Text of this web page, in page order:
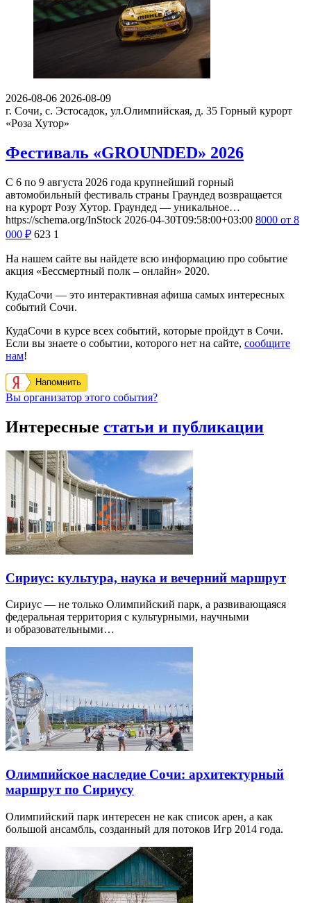
2026-08-06 2026-08-09
г. Сочи, с. Эстосадок, ул.Олимпийская, д. 35 Горный курорт
«Роза Хутор»
Фестиваль «GROUNDED» 2026
С 6 по 9 августа 2026 года крупнейший горный
автомобильный фестиваль страны Граундед возвращается
на курорт Розу Хутор. Граундед — уникальное…
https://schema.org/InStock 2026-04-30T09:58:00+03:00 8000 от 8
000 ₽ 623 1
На нашем сайте вы найдете всю информацию про событие
акция «Бессмертный полк – онлайн» 2020.
КудаСочи — это интерактивная афиша самых интересных
событий Сочи.
КудаСочи в курсе всех событий, которые пройдут в Сочи.
Если вы знаете о событии, которого нет на сайте, сообщите
нам!
Напомнить
Вы организатор этого события?
Интересные статьи и публикации
Сириус: культура, наука и вечерний маршрут
Сириус — не только Олимпийский парк, а развивающаяся
федеральная территория с культурными, научными
и образовательными…
Олимпийское наследие Сочи: архитектурный
маршрут по Сириусу
Олимпийский парк интересен не как список арен, а как
большой ансамбль, созданный для потоков Игр 2014 года.